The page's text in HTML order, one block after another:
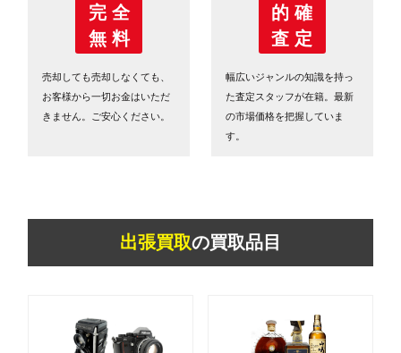
完 全
無 料
売却しても売却しなくても、
お客様から一切お金はいただ
きません。ご安心ください。
的 確
査 定
幅広いジャンルの知識を持っ
た査定スタッフが在籍。最新
の市場価格を把握していま
す。
出張買取の買取品目